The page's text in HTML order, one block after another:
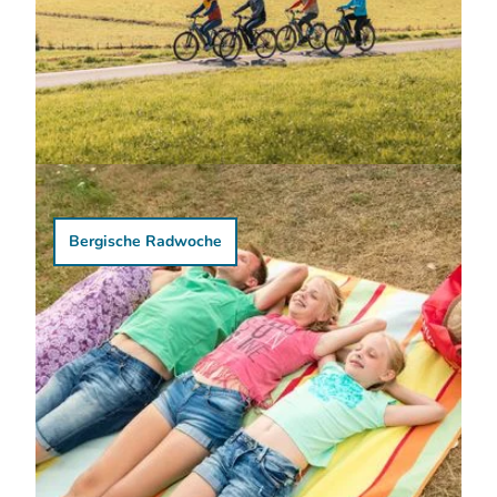
22. - 30. August
Bergische Radwoche